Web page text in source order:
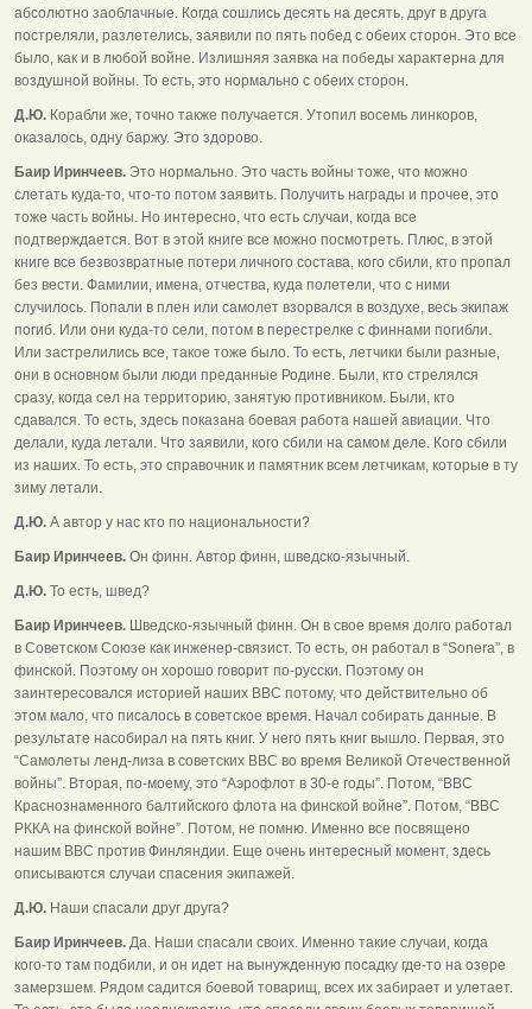
абсолютно заоблачные. Когда сошлись десять на десять, друг в друга
постреляли, разлетелись, заявили по пять побед с обеих сторон. Это все
было, как и в любой войне. Излишняя заявка на победы характерна для
воздушной войны. То есть, это нормально с обеих сторон.
Д.Ю. Корабли же, точно также получается. Утопил восемь линкоров,
оказалось, одну баржу. Это здорово.
Баир Иринчеев. Это нормально. Это часть войны тоже, что можно
слетать куда-то, что-то потом заявить. Получить награды и прочее, это
тоже часть войны. Но интересно, что есть случаи, когда все
подтверждается. Вот в этой книге все можно посмотреть. Плюс, в этой
книге все безвозвратные потери личного состава, кого сбили, кто пропал
без вести. Фамилии, имена, отчества, куда полетели, что с ними
случилось. Попали в плен или самолет взорвался в воздухе, весь экипаж
погиб. Или они куда-то сели, потом в перестрелке с финнами погибли.
Или застрелились все, такое тоже было. То есть, летчики были разные,
они в основном были люди преданные Родине. Были, кто стрелялся
сразу, когда сел на территорию, занятую противником. Были, кто
сдавался. То есть, здесь показана боевая работа нашей авиации. Что
делали, куда летали. Что заявили, кого сбили на самом деле. Кого сбили
из наших. То есть, это справочник и памятник всем летчикам, которые в ту
зиму летали.
Д.Ю. А автор у нас кто по национальности?
Баир Иринчеев. Он финн. Автор финн, шведско-язычный.
Д.Ю. То есть, швед?
Баир Иринчеев. Шведско-язычный финн. Он в свое время долго работал
в Советском Союзе как инженер-связист. То есть, он работал в “Sonera”, в
финской. Поэтому он хорошо говорит по-русски. Поэтому он
заинтересовался историей наших ВВС потому, что действительно об
этом мало, что писалось в советское время. Начал собирать данные. В
результате насобирал на пять книг. У него пять книг вышло. Первая, это
“Самолеты ленд-лиза в советских ВВС во время Великой Отечественной
войны”. Вторая, по-моему, это “Аэрофлот в 30-е годы”. Потом, “ВВС
Краснознаменного балтийского флота на финской войне”. Потом, “ВВС
РККА на финской войне”. Потом, не помню. Именно все посвящено
нашим ВВС против Финляндии. Еще очень интересный момент, здесь
описываются случаи спасения экипажей.
Д.Ю. Наши спасали друг друга?
Баир Иринчеев. Да. Наши спасали своих. Именно такие случаи, когда
кого-то там подбили, и он идет на вынужденную посадку где-то на озере
замерзшем. Рядом садится боевой товарищ, всех их забирает и улетает.